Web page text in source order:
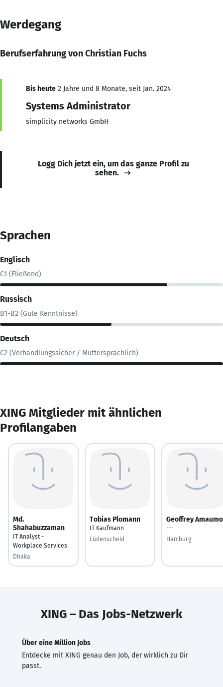
Werdegang
Berufserfahrung von Christian Fuchs
Bis heute 2 Jahre und 8 Monate, seit Jan. 2024
Systems Administrator
simplicity networks GmbH
Logg Dich jetzt ein, um das ganze Profil zu
sehen.
Sprachen
Englisch
C1 (Fließend)
Russisch
B1-B2 (Gute Kenntnisse)
Deutsch
C2 (Verhandlungssicher / Muttersprachlich)
XING Mitglieder mit ähnlichen
Profilangaben
Md.
Shahabuzzaman
IT Analyst -
Workplace Services
Dhaka
Tobias Plomann
IT Kaufmann
Lüdenscheid
Geoffrey Amaumo
---
Hamburg
XING – Das Jobs-Netzwerk
Über eine Million Jobs
Entdecke mit XING genau den Job, der wirklich zu Dir
passt.